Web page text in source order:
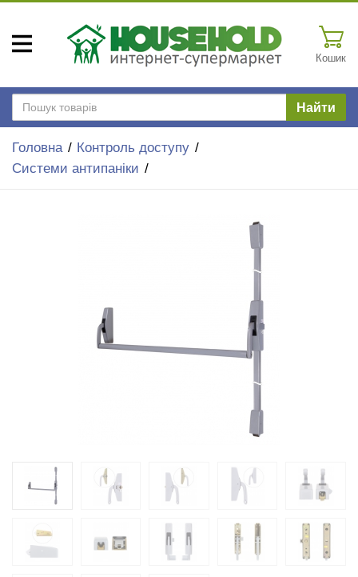
Кошик
Найти
Головна
Контроль доступу
Системи антипаніки